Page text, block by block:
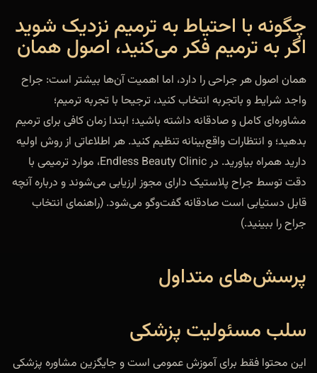
چگونه با احتیاط به ترمیم نزدیک شوید
اگر به ترمیم فکر می‌کنید، اصول همان
همان اصول هر جراحی را دارد، اما اهمیت آن‌ها بیشتر است: جراح
واجد شرایط و باتجربه انتخاب کنید، ترجیحا با تجربه ترمیم؛
مشاوره‌ای کامل و صادقانه داشته باشید؛ ابتدا زمان کافی برای ترمیم
بدهید؛ و انتظارات واقع‌بینانه تنظیم کنید. هر اطلاعاتی از روش اولیه
دارید همراه بیاورید. در Endless Beauty Clinic، موارد ترمیمی با
دقت توسط جراح پلاستیک دارای مجوز ارزیابی می‌شوند و درباره آنچه
قابل دستیابی است صادقانه گفت‌وگو می‌شود. (راهنمای انتخاب
جراح را ببینید.)
پرسش‌های متداول
سلب مسئولیت پزشکی
این محتوا فقط برای آموزش عمومی است و جایگزین مشاوره پزشکی